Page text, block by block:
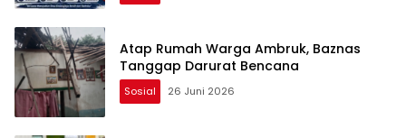
Atap Rumah Warga Ambruk, Baznas
Tanggap Darurat Bencana
Sosial 26 Juni 2026